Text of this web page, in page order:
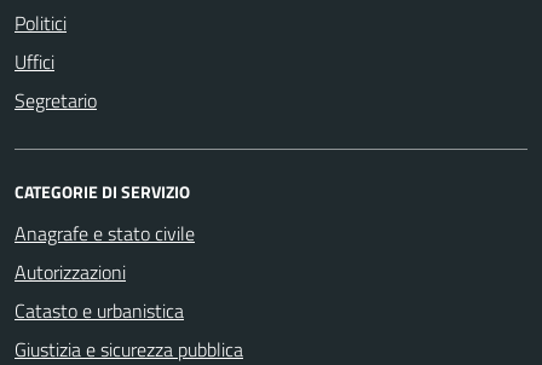
Politici
Uffici
Segretario
CATEGORIE DI SERVIZIO
Anagrafe e stato civile
Autorizzazioni
Catasto e urbanistica
Giustizia e sicurezza pubblica